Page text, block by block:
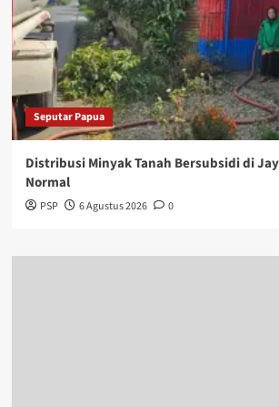
Seputar Papua
Distribusi Minyak Tanah Bersubsidi di
Normal
PSP 6 Agustus 2026 0